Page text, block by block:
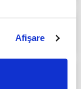
Afişare